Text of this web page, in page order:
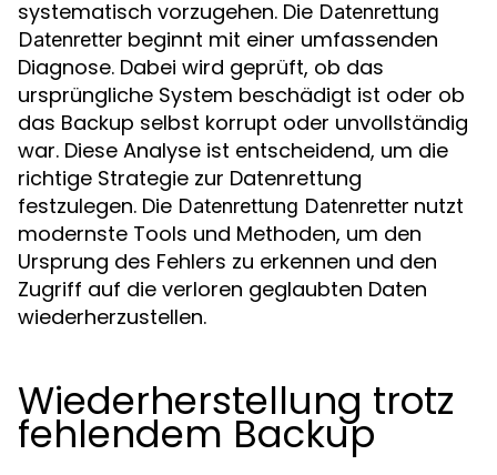
systematisch vorzugehen. Die Datenrettung
Datenretter beginnt mit einer umfassenden
Diagnose. Dabei wird geprüft, ob das
ursprüngliche System beschädigt ist oder ob
das Backup selbst korrupt oder unvollständig
war. Diese Analyse ist entscheidend, um die
richtige Strategie zur Datenrettung
festzulegen. Die Datenrettung Datenretter nutzt
modernste Tools und Methoden, um den
Ursprung des Fehlers zu erkennen und den
Zugriff auf die verloren geglaubten Daten
wiederherzustellen.
Wiederherstellung trotz
fehlendem Backup